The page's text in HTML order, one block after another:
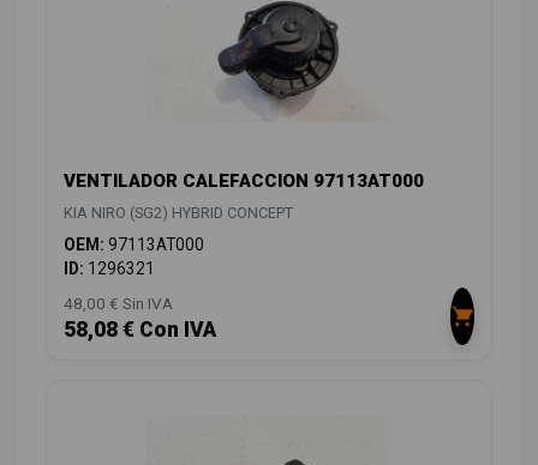
VENTILADOR CALEFACCION 97113AT000
KIA NIRO (SG2) HYBRID CONCEPT
OEM: 97113AT000
ID: 1296321
48,00 € Sin IVA
58,08 € Con IVA